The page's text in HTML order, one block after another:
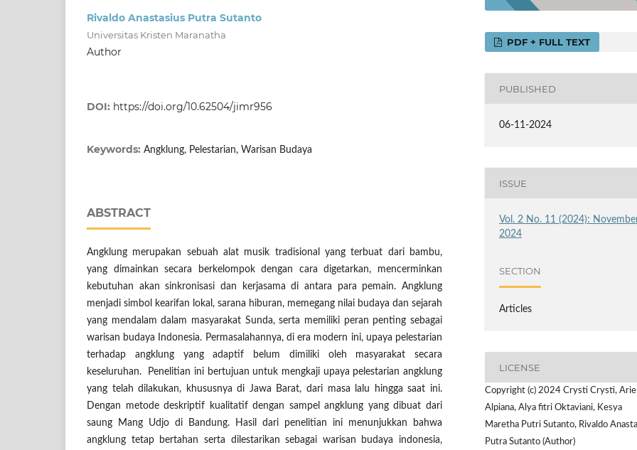
Rivaldo Anastasius Putra Sutanto
Universitas Kristen Maranatha
Author
DOI: https://doi.org/10.62504/jimr956
Keywords: Angklung, Pelestarian, Warisan Budaya
ABSTRACT
Angklung merupakan sebuah alat musik tradisional yang terbuat dari bambu,
yang dimainkan secara berkelompok dengan cara digetarkan, mencerminkan
kebutuhan akan sinkronisasi dan kerjasama di antara para pemain. Angklung
menjadi simbol kearifan lokal, sarana hiburan, memegang nilai budaya dan sejarah
yang mendalam dalam masyarakat Sunda, serta memiliki peran penting sebagai
warisan budaya Indonesia. Permasalahannya, di era modern ini, upaya pelestarian
terhadap angklung yang adaptif belum dimiliki oleh masyarakat secara
keseluruhan. Penelitian ini bertujuan untuk mengkaji upaya pelestarian angklung
yang telah dilakukan, khususnya di Jawa Barat, dari masa lalu hingga saat ini.
Dengan metode deskriptif kualitatif dengan sampel angklung yang dibuat dari
saung Mang Udjo di Bandung. Hasil dari penelitian ini menunjukkan bahwa
angklung tetap bertahan serta dilestarikan sebagai warisan budaya indonesia,
PDF + FULL TEXT
PUBLISHED
06-11-2024
ISSUE
Vol. 2 No. 11 (2024):
2024
SECTION
Articles
LICENSE
Copyright (c) 2024 Crysti Crysti, Arie
Alpiana, Alya fitri Oktaviani, Kesya
Maretha Putri Sutanto, Rivaldo
Putra Sutanto (Author)